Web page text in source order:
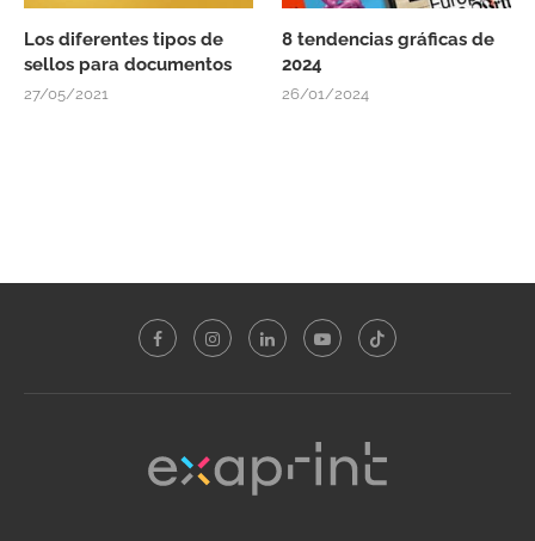
Los diferentes tipos de
sellos para documentos
27/05/2021
8 tendencias gráficas de
2024
26/01/2024